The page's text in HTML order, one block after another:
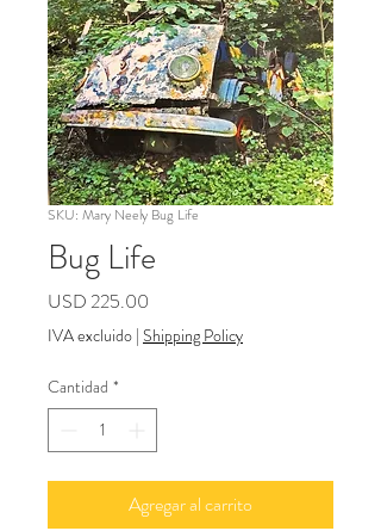
SKU: Mary Neely Bug Life
Bug Life
USD 225.00
IVA excluido | Shipping Policy
Cantidad *
Agregar al carrito